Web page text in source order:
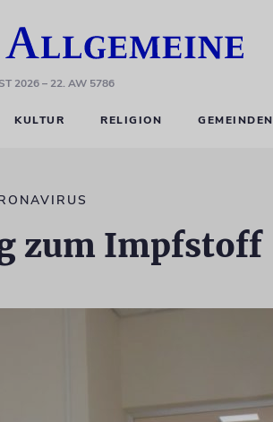
2026– 22. AW 5786
KULTUR RELIGION GEMEINDEN
zum Impfstoff